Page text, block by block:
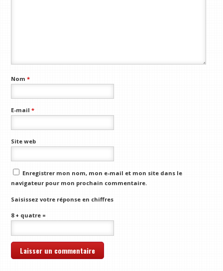
Nom*
E-mail*
Site web
Enregistrer mon nom, mon e-mail et mon site dans le
navigateur pour mon prochain commentaire.
Saisissez votre réponse en chiffres
8 + quatre =